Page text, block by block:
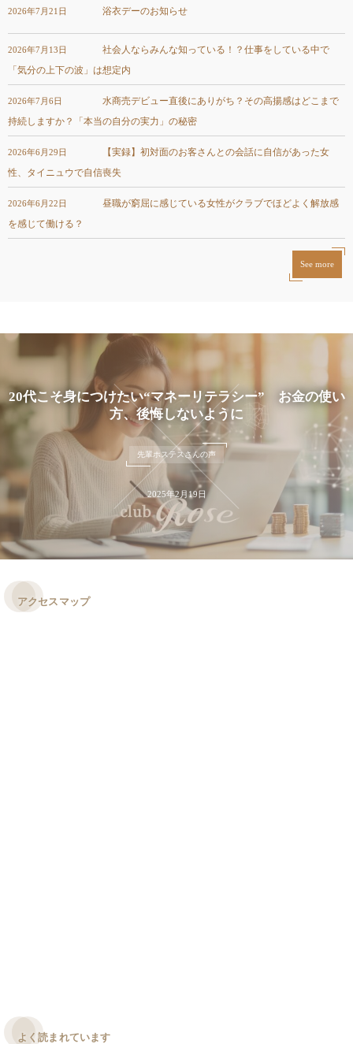
2026年7月21日 浴衣デーのお知らせ
2026年7月13日
社会人ならみんな知っている！？仕事をしている中で
「気分の上下の波」は想定内
2026年7月6日
水商売デビュー直後にありがち？その高揚感はどこまで
持続しますか？「本当の自分の実力」の秘密
2026年6月29日
【実録】初対面のお客さんとの会話に自信があった女
性、タイニュウで自信喪失
2026年6月22日
昼職が窮屈に感じている女性がクラブでほどよく解放感
を感じて働ける？
See more
20代こそ身につけたい“マネーリテラシー” お金の使い
方、後悔しないように
先輩ホステスさんの声
2025年2月19日
アクセスマップ
よく読まれています